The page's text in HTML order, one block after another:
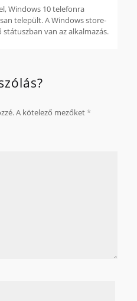
Windows 10 telefonra
települt. A Windows store-
van az alkalmazás.
A kötelező mezőket*